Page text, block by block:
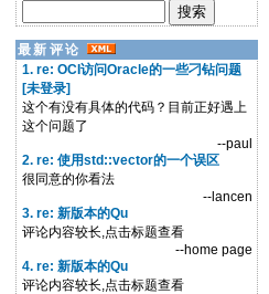
最新评论
1. re: OCI访问Oracle的一些刁钻问题
[未登录]
这个有没有具体的代码？目前正好遇上
这个问题了
--paul
2. re: 使用std::vector的一个误区
很同意的你看法
--lancen
3. re: 新版本的Qu
评论内容较长,点击标题查看
--home page
4. re: 新版本的Qu
评论内容较长,点击标题查看